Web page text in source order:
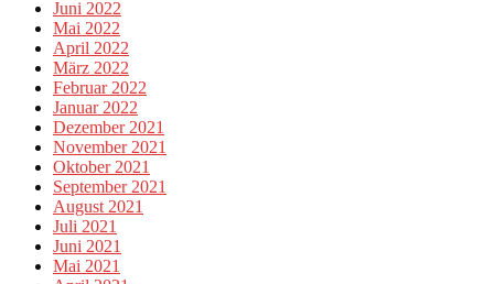
Juni 2022
Mai 2022
April 2022
März 2022
Februar 2022
Januar 2022
Dezember 2021
November 2021
Oktober 2021
September 2021
August 2021
Juli 2021
Juni 2021
Mai 2021